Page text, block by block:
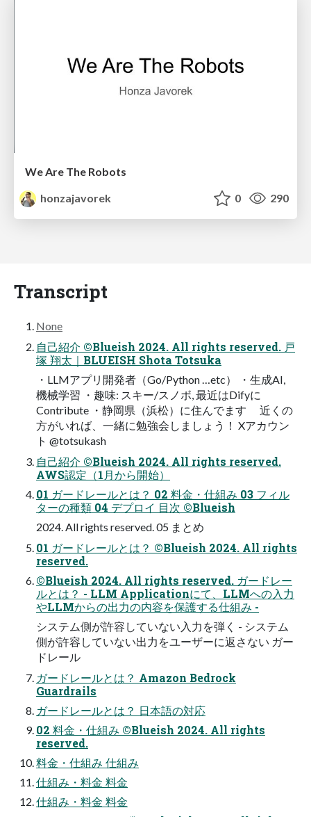
We Are The Robots
honzajavorek
0 290
Transcript
None
自己紹介 ©Blueish 2024. All rights reserved. 戸
塚 翔太｜BLUEISH Shota Totsuka
・LLMアプリ開発者（Go/Python …etc） ・生成AI,
機械学習 ・趣味: スキー/スノボ, 最近はDifyに
Contribute ・静岡県（浜松）に住んでます 近くの
方がいれば、一緒に勉強会しましょう！ Xアカウン
ト @totsukash
自己紹介 ©Blueish 2024. All rights reserved.
AWS認定（1月から開始）
01 ガードレールとは？ 02 料金・仕組み 03 フィル
ターの種類 04 デプロイ 目次 ©Blueish
2024. All rights reserved. 05 まとめ
01 ガードレールとは？ ©Blueish 2024. All rights
reserved.
©Blueish 2024. All rights reserved. ガードレー
ルとは？ - LLM Applicationにて、LLMへの入力
やLLMからの出力の内容を保護する仕組み -
システム側が許容していない入力を弾く - システム
側が許容していない出力をユーザーに返さない ガー
ドレール
ガードレールとは？ Amazon Bedrock
Guardrails
ガードレールとは？ 日本語の対応
02 料金・仕組み ©Blueish 2024. All rights
reserved.
料金・仕組み 仕組み
仕組み・料金 料金
仕組み・料金 料金